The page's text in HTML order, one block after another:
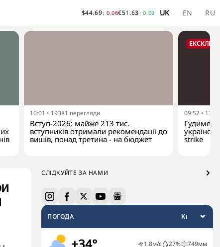
$44.69↓ 0.06€51.63↑ 0.09 UK EN RU
10:01 • 19381 перегляди
Вступ-2026: майже 213 тис.
вступників отримали рекомендації до
вишів, понад третина - на бюджет
09:52 •
strike
СЛІДКУЙТЕ ЗА НАМИ
ПОГОДА
1.8м/с 27% 749мм